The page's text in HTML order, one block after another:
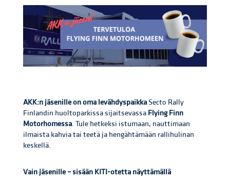
AKK:n jäsenille on oma levähdyspaikka Secto Rally
Finlandin huoltoparkissa sijaitsevassa Flying Finn
Motorhomessa. Tule hetkeksi istumaan, nauttimaan
ilmaista kahvia tai teetä ja hengähtämään rallihulinan
keskellä.
Vain jäsenille – sisään KITI-otetta näyttämällä